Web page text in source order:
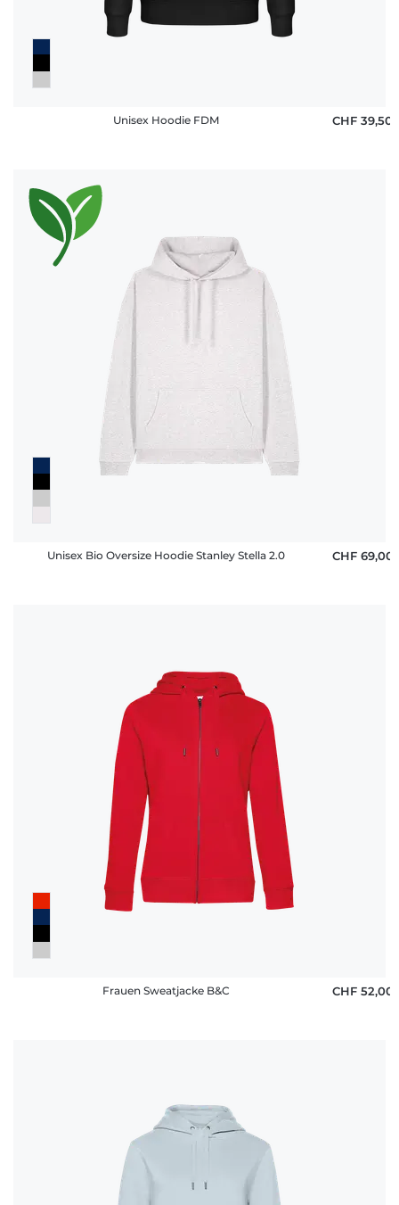
Unisex Hoodie FDM CHF 39,50
Unisex Bio Oversize Hoodie Stanley Stella 2.0 CHF 69,00
Frauen Sweatjacke B&C CHF 52,00